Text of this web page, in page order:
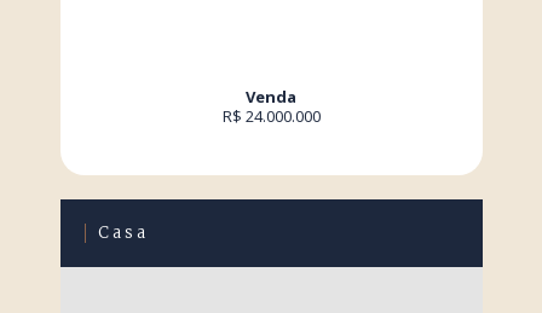
Venda
R$ 24.000.000
Casa